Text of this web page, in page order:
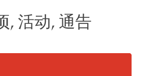
, 活动, 通告